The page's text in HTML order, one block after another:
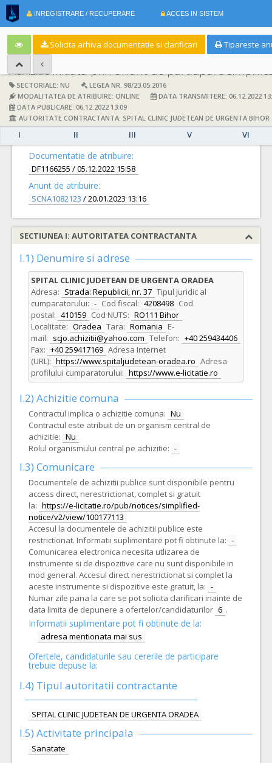
INREGISTRARE / RECUPERARE ACCES IN SISTEM
Solicita arhiva documentatie si clarificari Tipareste
Achizitie initiata prin anunt de participare
SECTORIALE: NU
LEGEA NR. 98/23.05.2016
MODALITATEA DE ATRIBUIRE: ONLINE
DATA TRANSMITERE: 06.12.2022
DATA PUBLICARE: 06.12.2022 13:09
AUTORITATE CONTRACTANTA: SPITAL CLINIC JUDETEAN DE URGENTA BIHOR
I II III V VI
DETALII
Documentatie de atribuire:
DF1166255 / 05.12.2022 15:58
Anunt de atribuire:
SCNA1082123 / 20.01.2023 13:16
SECTIUNEA I: AUTORITATEA CONTRACTANTA
I.1) Denumire si adrese
SPITAL CLINIC JUDETEAN DE URGENTA ORADEA
Adresa: Strada: Republicii, nr. 37 Tipul juridic al
cumparatorului: - Cod fiscal: 4208498 Cod
postal: 410159 Cod NUTS: RO111 Bihor
Localitate: Oradea Tara: Romania E-
mail: scjo.achizitii@yahoo.com Telefon: +40 259434406
Fax: +40 259417169 Adresa Internet
(URL): https://www.spitaljudetean-oradea.ro Adresa
profilului cumparatorului: https://www.e-licitatie.ro
I.2) Achizitie comuna
Contractul implica o achizitie comuna: Nu
Contractul este atribuit de un organism central de
achizitie: Nu
Rolul organismului central pe achizitie: -
I.3) Comunicare
Documentele de achizitii publice sunt disponibile pentru
access direct, nerestrictionat, complet si gratuit
la: https://e-licitatie.ro/pub/notices/simplified-
notice/v2/view/100177113
Accesul la documentele de achizitii publice este
restrictionat. Informatii suplimentare pot fi obtinute la: -
Comunicarea electronica necesita utlizarea de
instrumente si de dispozitive care nu sunt disponibile in
mod general. Accesul direct nerestrictionat si complet la
aceste instrumente si dispozitive este gratuit, la: -
Numar zile pana la care se pot solicita clarificari inainte de
data limita de depunere a ofertelor/candidaturilor 6 .
Informatii suplimentare pot fi obtinute de la:
adresa mentionata mai sus
Ofertele, candidaturile sau cererile de participare
trebuie depuse la:
I.4) Tipul autoritatii contractante
SPITAL CLINIC JUDETEAN DE URGENTA ORADEA
I.5) Activitate principala
Sanatate